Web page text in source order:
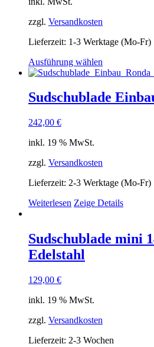
zzgl. Versandkosten
Lieferzeit: 1-3 Werktage (Mo-Fr)
Ausführung wählen
Produkt
mehrere
Varianten
der
Produktseite
gewählt
werden
Sudschublade
242,00 €
inkl. 19 % MwSt.
zzgl. Versandkosten
Lieferzeit: 2-3 Werktage (Mo-Fr)
Weiterlesen Zeige Details
Sudschublade mini
Edelstahl
129,00 €
inkl. 19 % MwSt.
zzgl. Versandkosten
Lieferzeit: 2-3 Wochen